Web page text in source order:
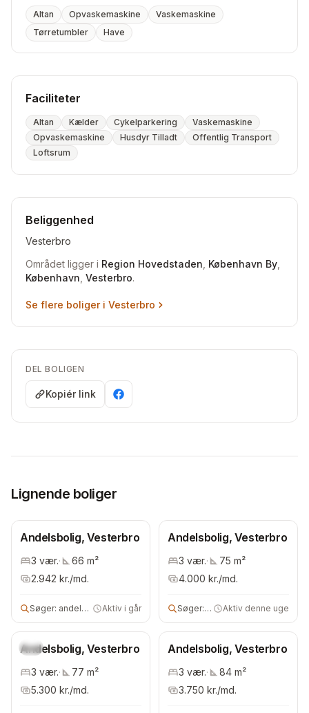
Altan
Opvaskemaskine
Vaskemaskine
Tørretumbler
Have
Faciliteter
Altan Kælder Cykelparkering
Vaskemaskine
Opvaskemaskine
Husdyr Tilladt
Offentlig Transport
Loftsrum
Beliggenhed
Vesterbro
Området ligger i Region Hovedstaden København By
København Vesterbro.
Se flere boliger i Vesterbro
DEL BOLIGEN
Kopiér link
Lignende boliger
Andelsbolig, Vesterbro
3 vær.· 66 m²
2.942 kr./md.
Søger: andelsbolig Aktiv i går
Andelsbolig, Vesterbro
3 vær.· 75 m²
4.000 kr./md.
Søger:andelsbolig
Aktiv denne uge
Ny
Andelsbolig, Vesterbro
3 vær.· 77 m²
5.300 kr./md.
Andelsbolig, Vesterbro
3 vær.· 84 m²
3.750 kr./md.